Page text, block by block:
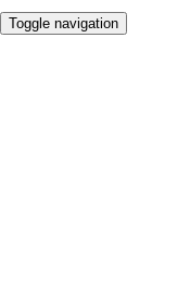
Toggle navigation